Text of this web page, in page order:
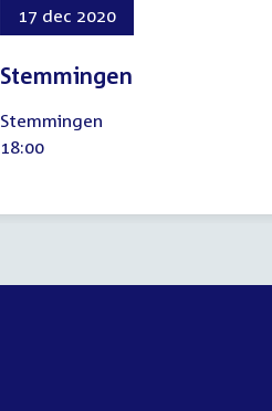
17 dec 2020
Stemmingen
december
2020
Stemmingen
Tijd
18:00